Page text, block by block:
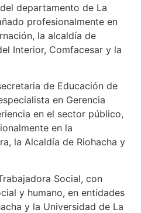
departamento de La
profesionalmente en
la alcaldía de
Interior, Comfacesar y la
de Educación de
en Gerencia
en el sector público,
en la
la Alcaldía de Riohacha y
Social, con
y humano, en entidades
y la Universidad de La